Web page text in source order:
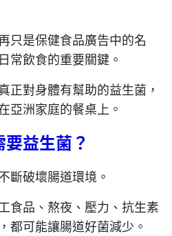
只是保健食品廣告中的名
常飲食的重要關鍵。
正對身體有幫助的益生菌，
亞洲家庭的餐桌上。
益生菌？
斷破壞腸道環境。
食品、熬夜、壓力、抗生素
都可能讓腸道好菌減少。